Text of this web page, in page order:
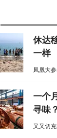
休达
一样
凤凰大
一个
寻味？
又又切